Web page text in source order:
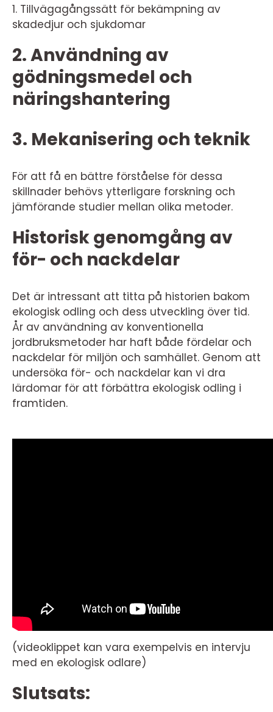
1. Tillvägagångssätt för bekämpning av
skadedjur och sjukdomar
2. Användning av
gödningsmedel och
näringshantering
3. Mekanisering och teknik
För att få en bättre förståelse för dessa
skillnader behövs ytterligare forskning och
jämförande studier mellan olika metoder.
Historisk genomgång av
för- och nackdelar
Det är intressant att titta på historien bakom
ekologisk odling och dess utveckling över tid.
År av användning av konventionella
jordbruksmetoder har haft både fördelar och
nackdelar för miljön och samhället. Genom att
undersöka för- och nackdelar kan vi dra
lärdomar för att förbättra ekologisk odling i
framtiden.
(videoklippet kan vara exempelvis en intervju
med en ekologisk odlare)
Slutsats: